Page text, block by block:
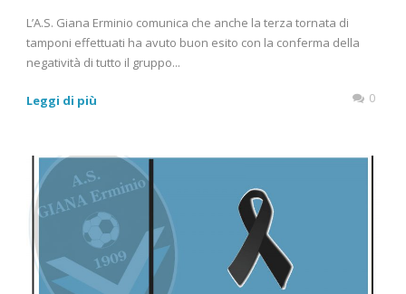
L’A.S. Giana Erminio comunica che anche la terza tornata di
tamponi effettuati ha avuto buon esito con la conferma della
negatività di tutto il gruppo...
Leggi di più 0